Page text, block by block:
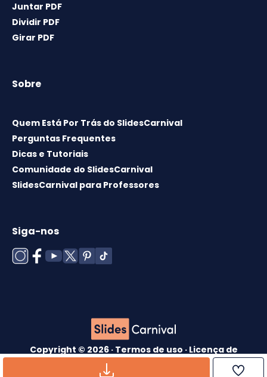
Juntar PDF
Dividir PDF
Girar PDF
Sobre
Quem Está Por Trás do SlidesCarnival
Perguntas Frequentes
Dicas e Tutoriais
Comunidade do SlidesCarnival
SlidesCarnival para Professores
Siga-nos
Copyright © 2026 · Termos de uso · Licença de
Política de cookies
política de